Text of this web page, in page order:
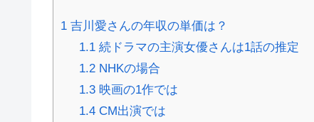
1 吉川愛さんの年収の単価は？
1.1続ドラマの主演女優さんは1話の推定
1.2NHKの場合
1.3映画の1作では
1.4CM出演では